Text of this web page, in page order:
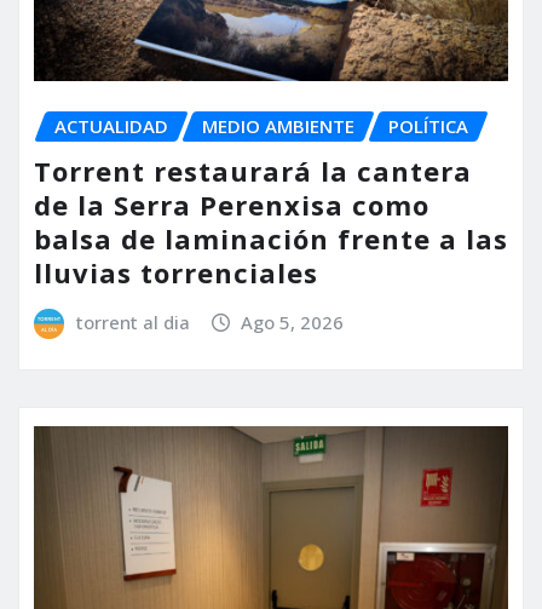
ACTUALIDAD MEDIO AMBIENTE POLÍTICA
Torrent restaurará la cantera
de la Serra Perenxisa como
balsa de laminación frente a las
lluvias torrenciales
torrent al dia Ago 5, 2026